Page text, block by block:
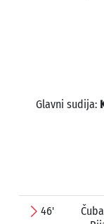
Glavni sudija:
46'